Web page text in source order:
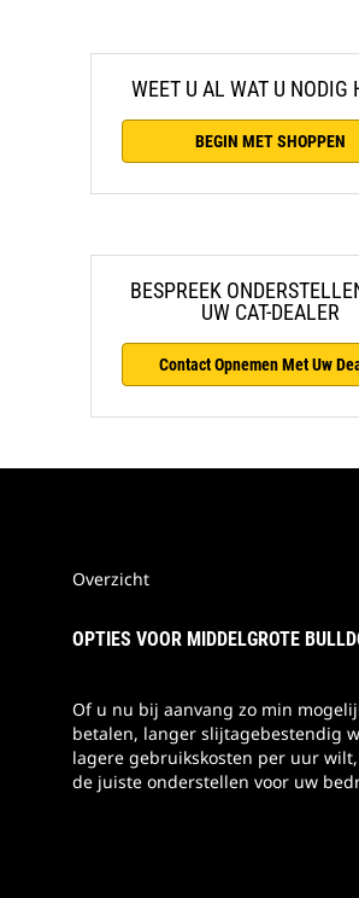
WEET U AL WAT U NODIG
BEGIN MET SHOPPEN
BESPREEK
UW CAT-DEALER
Contact Opnemen Met Uw
Overzicht
OPTIES VOOR MIDDELGROTE
Of u nu bij aanvang zo min
betalen, langer slijtagebestendig
lagere gebruikskosten per uur
de juiste onderstellen voor uw